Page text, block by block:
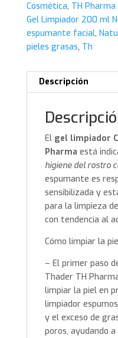
Cosmética, TH Pharma
Gel Limpiador 200 ml
espumante facial,
pieles grasas, Th
Descripción
El gel limpiador
Pharma está
higiene del rostro
espumante es
sensibilizada y
para la limpieza
con tendencia al
Cómo limpiar la
– El primer paso
Thader TH
limpiar la piel en
limpiador
y el exceso de
poros, ayudando